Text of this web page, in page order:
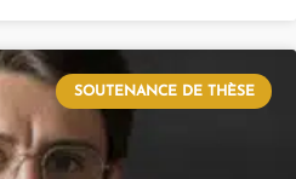
SOUTENANCE DE THÈSE